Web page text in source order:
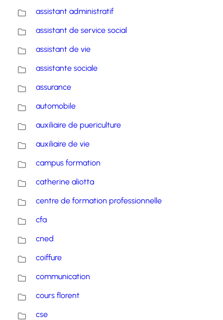
assistant administratif
assistant de service social
assistant de vie
assistante sociale
assurance
automobile
auxiliaire de puericulture
auxiliaire de vie
campus formation
catherine aliotta
centre de formation professionnelle
cfa
cned
coiffure
communication
cours florent
cse